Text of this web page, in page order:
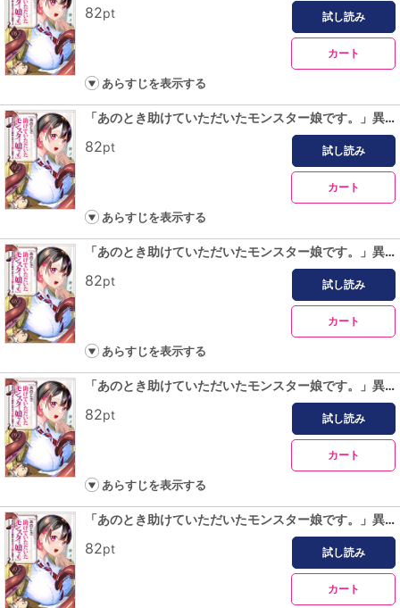
82pt 試し読み
カート
あらすじを表示する
「あのとき助けていただいたモンスター娘です。」異世界おっさん教師 突然のモテ期に困惑する【単話版】（７）
82pt 試し読み
カート
あらすじを表示する
「あのとき助けていただいたモンスター娘です。」異世界おっさん教師 突然のモテ期に困惑する【単話版】（８）
82pt 試し読み
カート
あらすじを表示する
「あのとき助けていただいたモンスター娘です。」異世界おっさん教師 突然のモテ期に困惑する【単話版】（９）
82pt 試し読み
カート
あらすじを表示する
「あのとき助けていただいたモンスター娘です。」異世界おっさん教師 突然のモテ期に困惑する【単話版】（１０）
82pt 試し読み
カート